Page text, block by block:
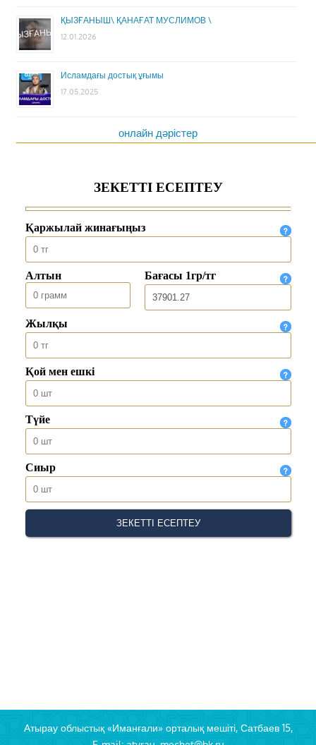
ҚЫЗҒАНЫШ\ ҚАНАҒАТ МУСЛИМОВ \
12.01.2026
Исламдағы достық ұғымы
17.05.2025
онлайн дәрістер
Атырау облыстық «Иманғали» орталық мешіті, Сатбаев 15,